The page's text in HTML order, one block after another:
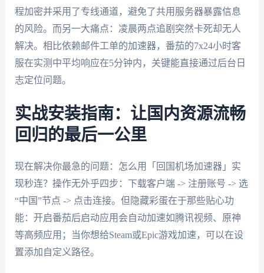
程加密并采用了专线通道，避免了共用服务器暴露信息
的风险。而另一大痛点：凌晨两点追剧突然卡死却无人
解决。相比依赖邮件工单的加速器，番茄的7x24小时客
服在实测中平均响应在5分钟内，关键能直接通过后台日
志定位问题。
实战安装指南：让国内资源流畅
回归的最后一公里
现在解决你最急的问题：怎么用「回国机场加速器」实
现秒连？操作无外乎四步：下载客户端 -> 注册账号 -> 选
“中国”节点 -> 点击连接。但隐藏彩蛋在于那些贴心功
能：开启番茄后启动应用会自动加速如腾讯视频、原神
等高频应用；当你想给Steam或Epic游戏加速，可以在设
置添加自定义路径。